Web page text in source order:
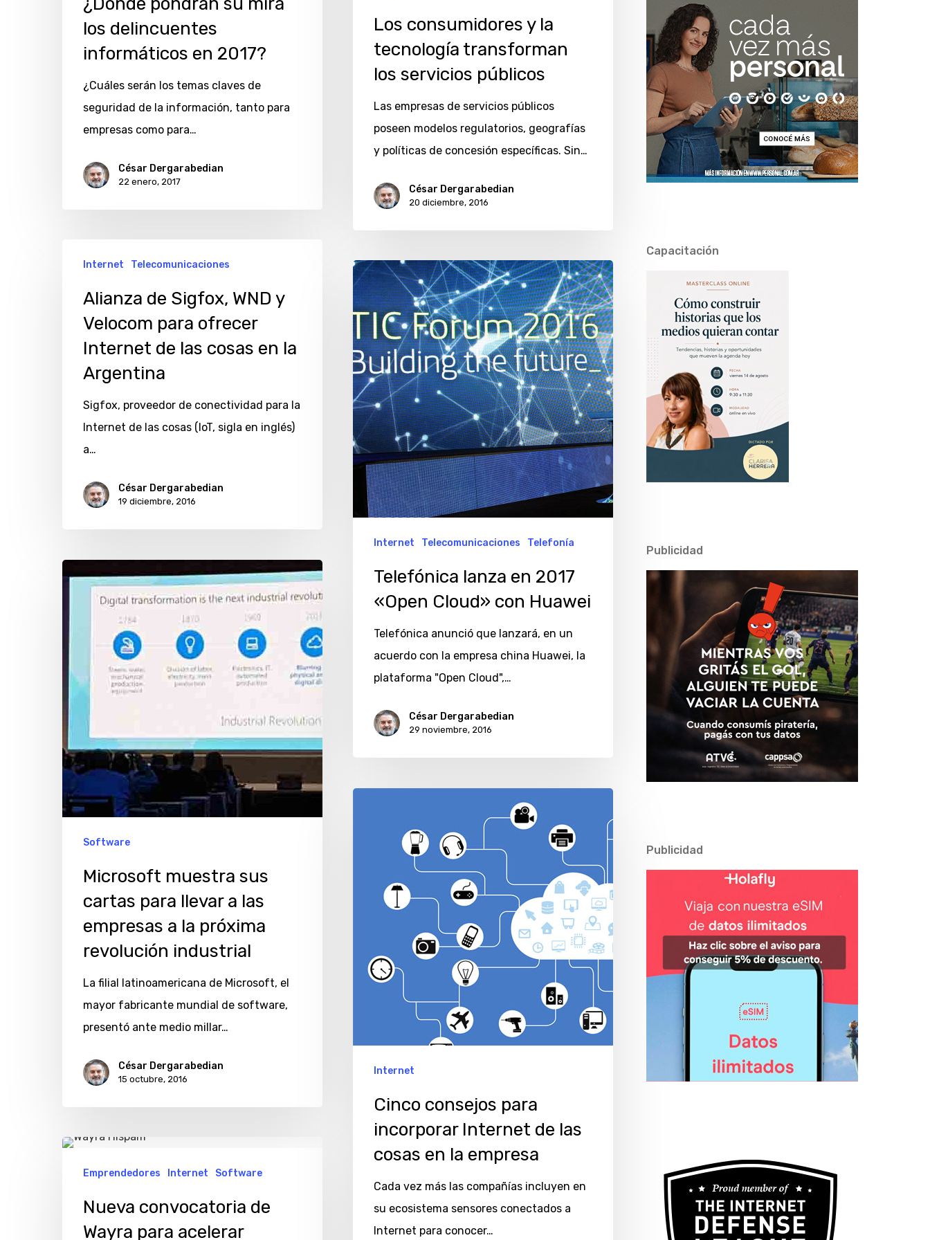
los delincuentes
informáticos en 2017?
¿Cuáles serán los temas claves de
seguridad de la información, tanto para
empresas como para…
César Dergarabedian
22 enero, 2017
Los consumidores y la
tecnología transforman
los servicios públicos
Las empresas de servicios públicos
poseen modelos regulatorios, geografías
y políticas de concesión específicas. Sin…
César Dergarabedian
20 diciembre, 2016
Sigfox,
WND
para
ofrecer
Internet
cosas
Argentina
Internet Telecomunicaciones
Alianza de Sigfox, WND y
Velocom para ofrecer
Internet de las cosas en la
Argentina
Sigfox, proveedor de conectividad para la
Internet de las cosas (IoT, sigla en inglés)
a…
César Dergarabedian
19 diciembre, 2016
Telefónica
lanza
en
2017
«Open
Cloud»
con
Huawei
Internet Telecomunicaciones Telefonía
Telefónica lanza en 2017
«Open Cloud» con Huawei
Telefónica anunció que lanzará, en un
acuerdo con la empresa china Huawei, la
plataforma "Open Cloud",…
César Dergarabedian
29 noviembre, 2016
muestra
cartas
llevar
las
empresas
a
la
próxima
revolución
Software
Microsoft muestra sus
cartas para llevar a las
empresas a la próxima
revolución industrial
La filial latinoamericana de Microsoft, el
mayor fabricante mundial de software,
presentó ante medio millar…
César Dergarabedian
15 octubre, 2016
Internet
cosas
Internet
Cinco consejos para
incorporar Internet de las
cosas en la empresa
Cada vez más las compañías incluyen en
su ecosistema sensores conectados a
Internet para conocer…
Nueva
convocatoria
Wayra
Emprendedores Internet Software
Nueva convocatoria de
Wayra para acelerar
Capacitación
Publicidad
Publicidad